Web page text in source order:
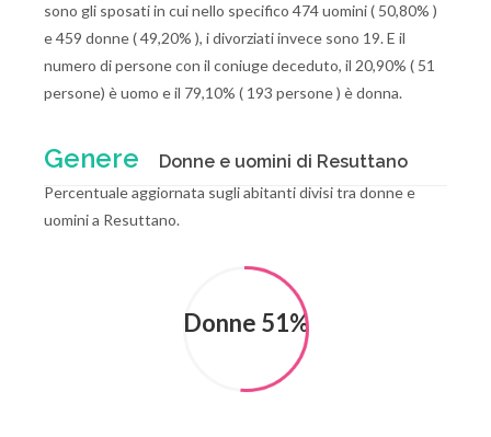
sono gli sposati in cui nello specifico 474 uomini ( 50,80% )
e 459 donne ( 49,20% ), i divorziati invece sono 19. E il
numero di persone con il coniuge deceduto, il 20,90% ( 51
persone) è uomo e il 79,10% ( 193 persone ) è donna.
Genere Donne e uomini di Resuttano
Percentuale aggiornata sugli abitanti divisi tra donne e
uomini a Resuttano.
Donne 51%